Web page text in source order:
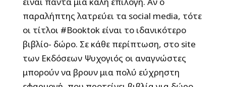
παραλήπτης λατρεύει τα social media, τότε
οι τίτλοι #Booktok είναι το ιδανικότερο
βιβλίο- δώρο. Σε κάθε περίπτωση, στο site
των Εκδόσεων Ψυχογιός οι αναγνώστες
μπορούν να βρουν μια πολύ εύχρηστη